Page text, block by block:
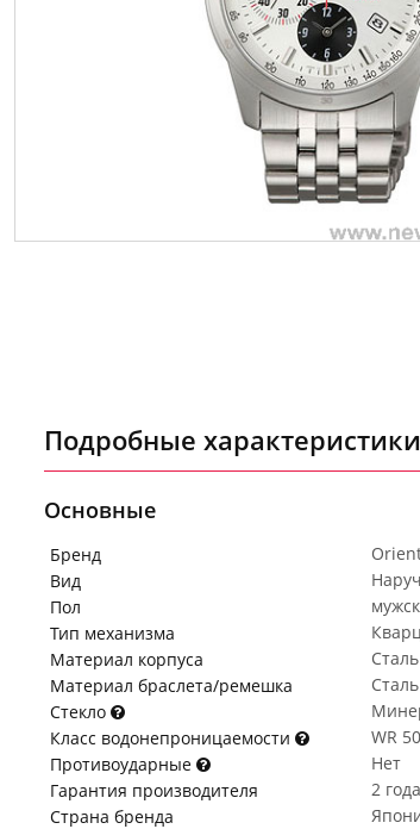
Подробные характеристики
Основные
Бренд
Вид
Пол
Тип механизма
Материал корпуса
Сталь
Материал браслета/ремешка
Сталь
Стекло
Класс водонепроницаемости
WR
Противоударные
Нет
Гарантия производителя
2 года
Страна бренда